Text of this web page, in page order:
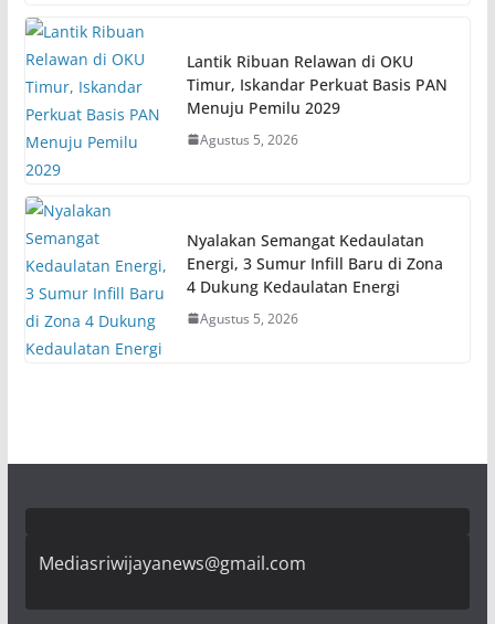
Lantik Ribuan Relawan di OKU
Timur, Iskandar Perkuat Basis PAN
Menuju Pemilu 2029
Agustus 5, 2026
Nyalakan Semangat Kedaulatan
Energi, 3 Sumur Infill Baru di Zona
4 Dukung Kedaulatan Energi
Agustus 5, 2026
Mediasriwijayanews@gmail.com